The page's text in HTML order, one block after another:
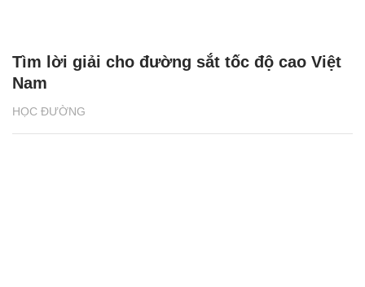
HỌC ĐƯỜNG
Tìm lời giải cho đường sắt tốc độ cao Việt
Nam